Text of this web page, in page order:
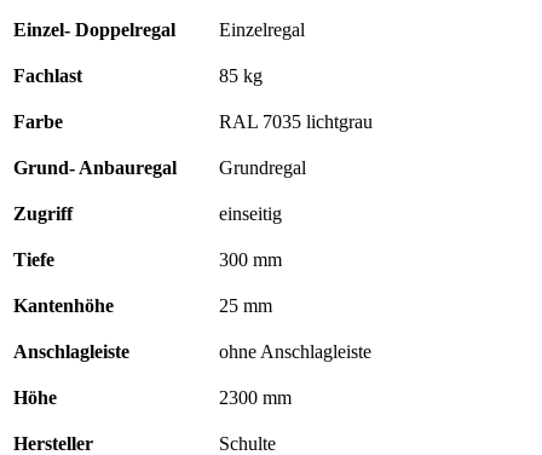
Typ
kg
7035
Anschlagleiste
Menge
Einzel- Doppelregal Einzelregal
Fachlast 85 kg
Farbe RAL 7035 lichtgrau
Grund- Anbauregal Grundregal
Zugriff einseitig
Tiefe 300 mm
Kantenhöhe 25 mm
Anschlagleiste ohne Anschlagleiste
Höhe 2300 mm
Hersteller Schulte